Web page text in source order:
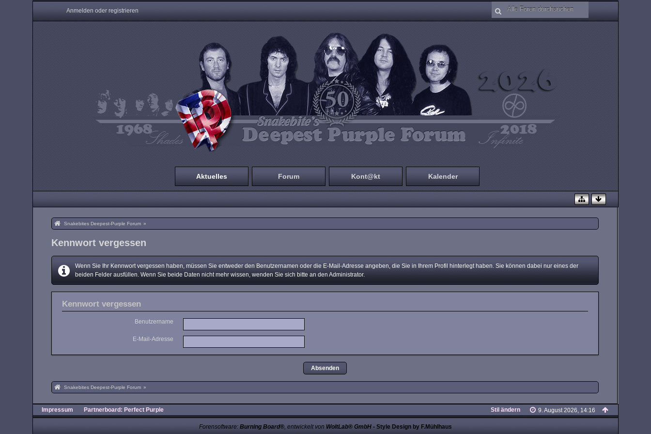
Anmelden oder registrieren
Aktuelles Forum Kont@kt Kalender
Snakebites Deepest-Purple Forum »
Kennwort vergessen
Wenn Sie Ihr Kennwort vergessen haben, müssen Sie entweder den Benutzernamen oder die E-Mail-Adresse angeben, die Sie in Ihrem Profil hinterlegt haben. Sie können dabei nur eines der
beiden Felder ausfüllen. Wenn Sie beide Daten nicht mehr wissen, wenden Sie sich bitte an den Administrator.
Kennwort vergessen
Benutzername
E-Mail-Adresse
Snakebites Deepest-Purple Forum »
Impressum Partnerboard: Perfect Purple 9. August 2026, 14:16
Stil ändern
Forensoftware: Burning Board®, entwickelt von WoltLab® GmbH